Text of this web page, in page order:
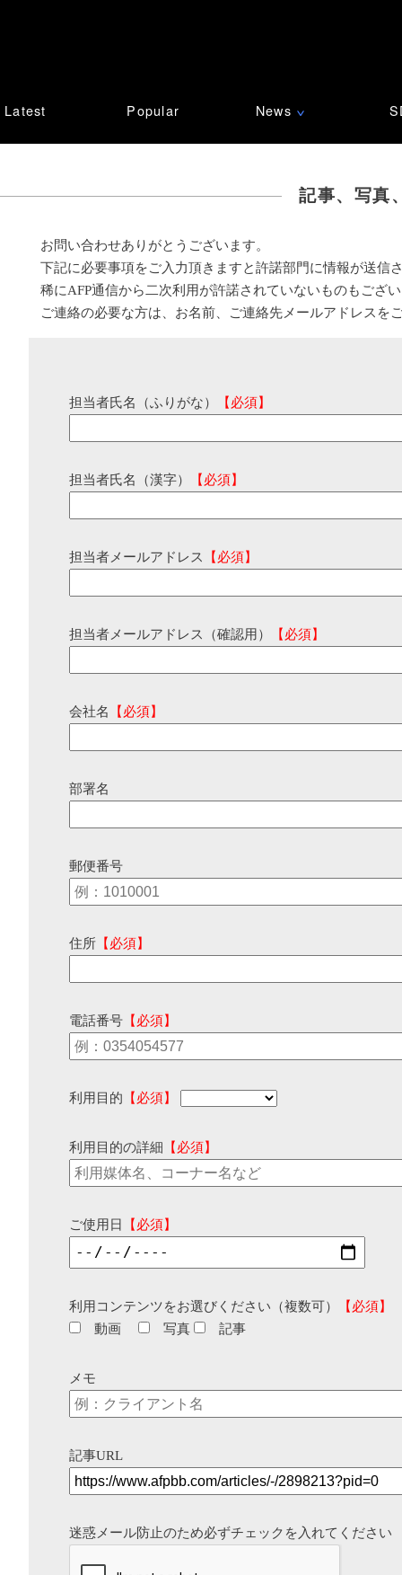
Latest Popular News ∨
記事、写真
お問い合わせありがとうございます。
下記に必要事項をご入力頂きますと許諾部門に情報が送信
稀にAFP通信から二次利用が許諾されていないものもござ
ご連絡の必要な方は、お名前、ご連絡先メールアドレスを
担当者氏名（ふりがな） 【必須】
担当者氏名（漢字） 【必須】
担当者メールアドレス 【必須】
担当者メールアドレス（確認用） 【必須】
会社名 【必須】
部署名
郵便番号
住所 【必須】
電話番号 【必須】
利用目的 【必須】
利用目的の詳細 【必須】
ご使用日 【必須】
利用コンテンツをお選びください（複数可）
【必須】
動画
写真 記事
メモ
記事URL
迷惑メール防止のため必ずチェックを入れてください